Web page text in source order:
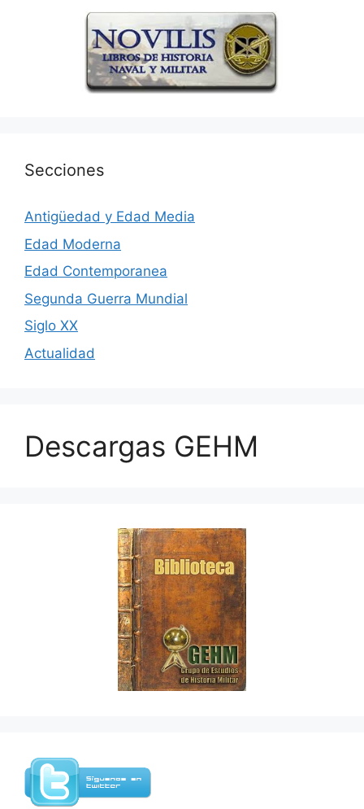
Secciones
Antigüedad y Edad Media
Edad Moderna
Edad Contemporanea
Segunda Guerra Mundial
Siglo XX
Actualidad
Descargas GEHM